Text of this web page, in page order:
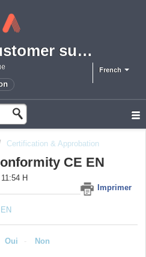
Acoem customer support portal
French
Certification & Approbation
CE EN
Imprimer
H
Oui Non